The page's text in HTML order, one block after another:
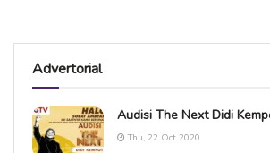
Advertorial
Audisi The Next Didi
Thu, 22 Oct 2020